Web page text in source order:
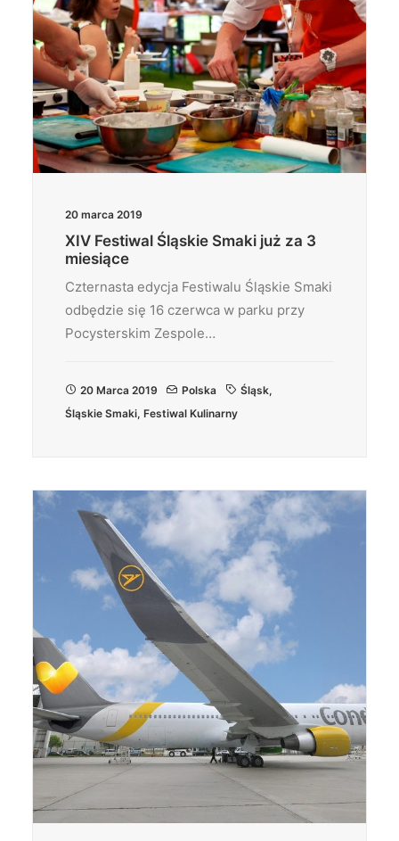
20 marca 2019
XIV Festiwal Śląskie Smaki już za 3
miesiące
Czternasta edycja Festiwalu Śląskie Smaki
odbędzie się 16 czerwca w parku przy
Pocysterskim Zespole…
20 Marca 2019 Polska Śląsk,
Śląskie Smaki, Festiwal Kulinarny